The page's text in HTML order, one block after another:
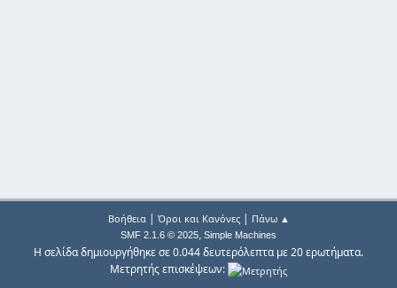
Βοήθεια| Όροι και Κανόνες| Πάνω ▲
SMF 2.1.6 © 2025, Simple Machines
Η σελίδα δημιουργήθηκε σε 0.044 δευτερόλεπτα με 20 ερωτήματα.
Μετρητής επισκέψεων: